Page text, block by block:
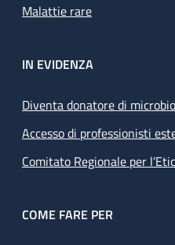
Malattie rare
IN EVIDENZA
Diventa donatore di
Accesso di professionisti
Comitato Regionale per
COME FARE PER